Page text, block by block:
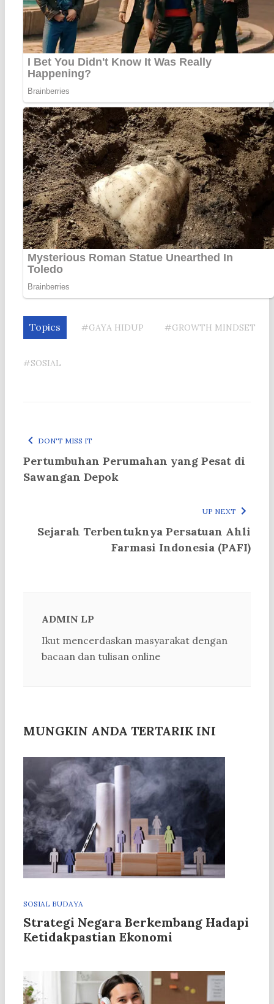
Topics #GAYA HIDUP #GROWTH MINDSET
#SOSIAL
DON'T MISS IT
Pertumbuhan Perumahan yang Pesat di
Sawangan Depok
UP NEXT
Sejarah Terbentuknya Persatuan Ahli
Farmasi Indonesia (PAFI)
ADMIN LP
Ikut mencerdaskan masyarakat dengan
bacaan dan tulisan online
MUNGKIN ANDA TERTARIK INI
SOSIAL BUDAYA
Strategi Negara Berkembang Hadapi
Ketidakpastian Ekonomi